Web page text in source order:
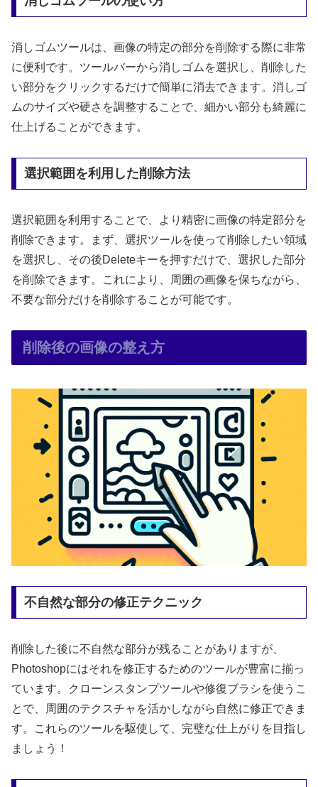
消しゴムツールは、画像の特定の部分を削除する際に非常
に便利です。ツールバーから消しゴムを選択し、削除した
い部分をクリックするだけで簡単に消去できます。消しゴ
ムのサイズや硬さを調整することで、細かい部分も綺麗に
仕上げることができます。
選択範囲を利用した削除方法
選択範囲を利用することで、より精密に画像の特定部分を
削除できます。まず、選択ツールを使って削除したい領域
を選択し、その後Deleteキーを押すだけで、選択した部分
を削除できます。これにより、周囲の画像を保ちながら、
不要な部分だけを削除することが可能です。
削除後の画像の整え方
不自然な部分の修正テクニック
削除した後に不自然な部分が残ることがありますが、
Photoshopにはそれを修正するためのツールが豊富に揃っ
ています。クローンスタンプツールや修復ブラシを使うこ
とで、周囲のテクスチャを活かしながら自然に修正できま
す。これらのツールを駆使して、完璧な仕上がりを目指し
ましょう！